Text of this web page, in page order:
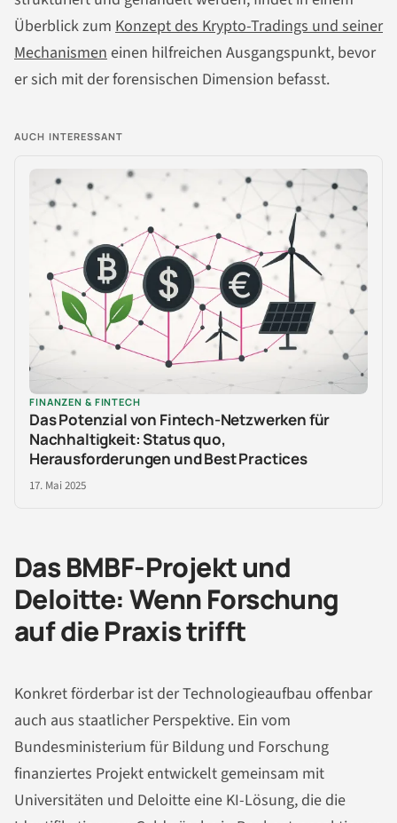
Überblick zum Konzept des Krypto-Tradings und seiner
Mechanismen einen hilfreichen Ausgangspunkt, bevor
er sich mit der forensischen Dimension befasst.
AUCH INTERESSANT
FINANZEN & FINTECH
Das Potenzial von Fintech-Netzwerken für
Nachhaltigkeit: Status quo,
Herausforderungen und Best Practices
17. Mai 2025
Das BMBF-Projekt und
Deloitte: Wenn Forschung
auf die Praxis trifft
Konkret förderbar ist der Technologieaufbau offenbar
auch aus staatlicher Perspektive. Ein vom
Bundesministerium für Bildung und Forschung
finanziertes Projekt entwickelt gemeinsam mit
Universitäten und Deloitte eine KI-Lösung, die die